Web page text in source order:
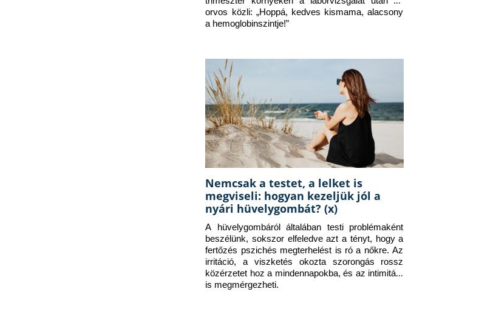
orvos közli: „Hoppá, kedves kismama, alacsony
a hemoglobinszintje!”
Nemcsak a testet, a lelket is
megviseli: hogyan kezeljük jól a
nyári hüvelygombát? (x)
A hüvelygombáról általában testi problémaként
beszélünk, sokszor elfeledve azt a tényt, hogy a
fertőzés pszichés megterhelést is ró a nőkre. Az
irritáció, a viszketés okozta szorongás rossz
közérzetet hoz a mindennapokba, és az intimitást
is megmérgezheti.